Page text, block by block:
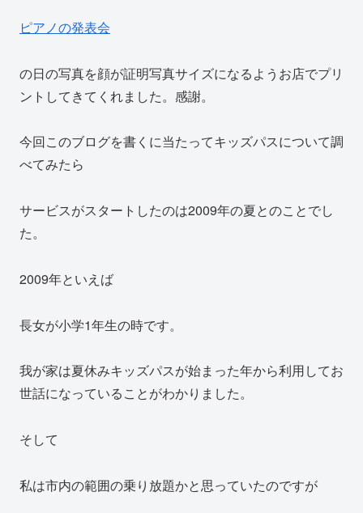
ピアノの発表会
の日の写真を顔が証明写真サイズになるようお店でプリ
ントしてきてくれました。感謝。
今回このブログを書くに当たってキッズパスについて調
べてみたら
サービスがスタートしたのは2009年の夏とのことでし
た。
2009年といえば
長女が小学1年生の時です。
我が家は夏休みキッズパスが始まった年から利用してお
世話になっていることがわかりました。
そして
私は市内の範囲の乗り放題かと思っていたのですが